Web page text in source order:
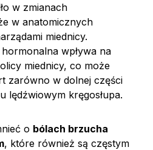
w zmianach
w anatomicznych
miednicy.
wpływa na
miednicy, co może
zarówno w dolnej części
lędźwiowym kręgosłupa.
o bólach brzucha
, które również są częstym